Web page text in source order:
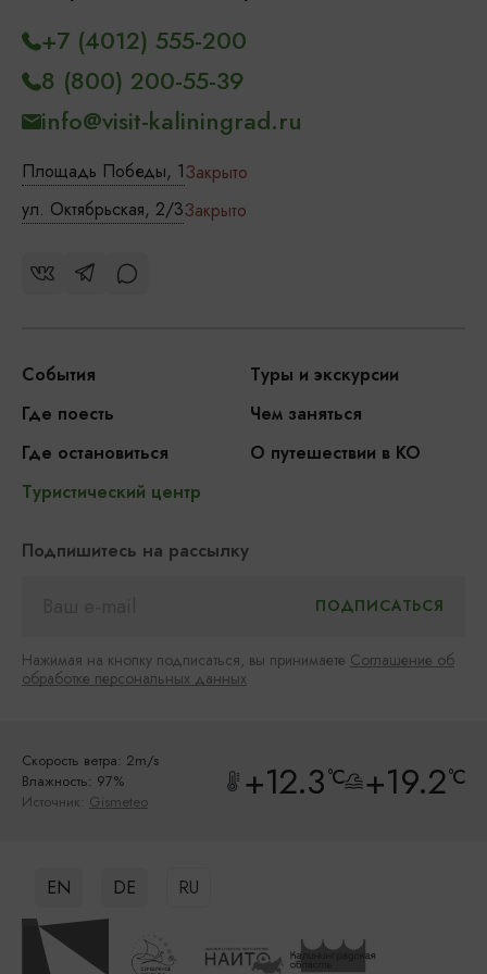
Площадь Победы, 1Закрыто
ул. Октябрьская, 2/3Закрыто
+7 (4012) 555-200
8 (800) 200-55-39
info@visit-kaliningrad.ru
События
Туры и экскурсии
Где поесть
Чем заняться
Где остановиться
О путешествии в КО
Туристический центр
Подпишитесь на рассылку
Нажимая на кнопку подписаться, вы принимаете Соглашение об
обработке персональных данных
Скорость ветра: 2m/s
Влажность: 97%
Источник: Gismeteo +12.3°C +19.2°C
EN DE RU